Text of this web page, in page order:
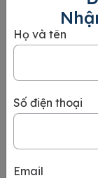
1
Bản sao
chứng minh
2
Giấy mời
chữ ký hoặc
Họ và tên
Số điện thoại
Email